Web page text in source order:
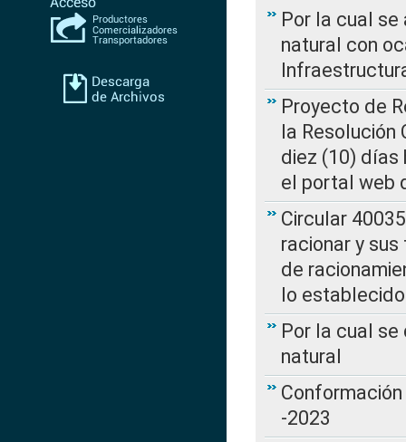
Por la cual
natural con
Proyecto de
la Resolución
diez (10) días
el portal web
Circular
racionar y
de
lo
Por la cual
natural
-2023